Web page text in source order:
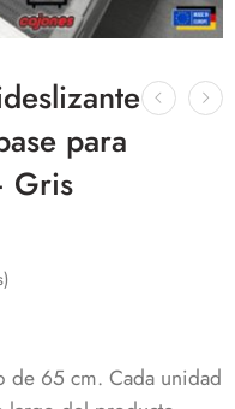
para
Gris
de 65 cm. Cada unidad